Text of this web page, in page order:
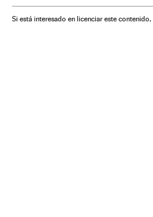
Si está interesado en licenciar este contenido,